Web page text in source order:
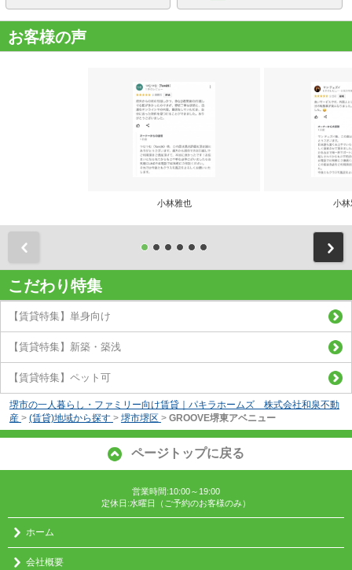
お客様の声
小林雅也 小林
こだわり特集
【賃貸特集】単身向け
【賃貸特集】新築・築浅
【賃貸特集】ペット可
堺市の一人暮らし・ファミリー向け賃貸｜パキラホームズ 株式会社和泉不動
産 > (賃貸)地域から探す > 堺市堺区 > GROOVE堺東アベニュー
ページトップに戻る
営業時間:10:00～19:00
定休日:水曜日（ご予約のお客様のみ）
ホーム
会社概要